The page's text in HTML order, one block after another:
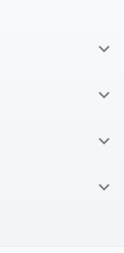



